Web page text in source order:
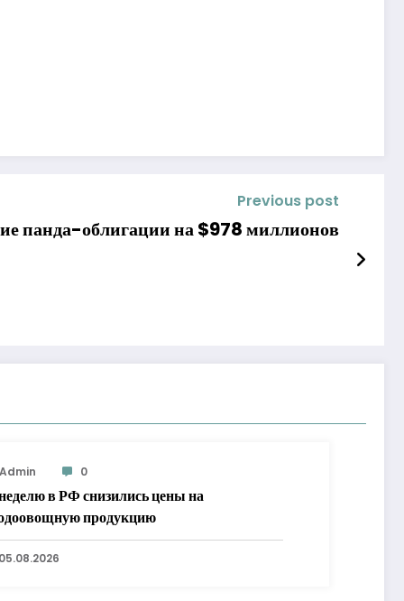
Previous post
панда-облигации на $978 миллионов
Admin 0
в РФ снизились цены на
продукцию
05.08.2026